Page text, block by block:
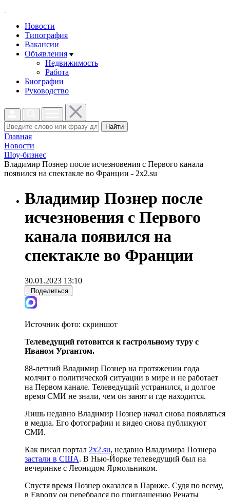
Новости
Типография
Вакансии
Объявления
Недвижимость
Работа
Биографии
Руководство
Найти
Главная
Новости
Шоу-бизнес
Владимир Познер после исчезновения с Первого канала
появился на спектакле во Франции - 2x2.su
Владимир Познер после
исчезновения с Первого
канала появился на
спектакле во Франции
30.01.2023 13:10
Поделиться
Источник фото: скриншот
Телеведущий готовится к гастрольному туру с
Иваном Ургантом.
88-летний Владимир Познер на протяжении года
молчит о политической ситуации в мире и не работает
на Первом канале. Телеведущий устранился, и долгое
время СМИ не знали, чем он занят и где находится.
Лишь недавно Владимир Познер начал снова появляться
в медиа. Его фотографии и видео снова публикуют
СМИ.
Как писал портал 2х2.su, недавно Владимира Познера
застали в США. В Нью-Йорке телеведущий был на
вечеринке с Леонидом Ярмольником.
Спустя время Познер оказался в Париже. Судя по всему,
в Европу он перебрался по приглашению Ренаты